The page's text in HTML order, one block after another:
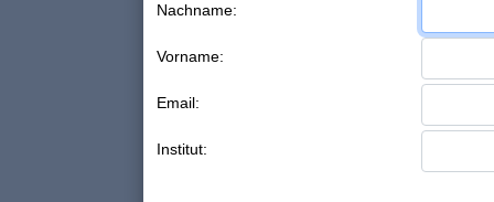
Nachname:
Vorname:
Email:
Institut: